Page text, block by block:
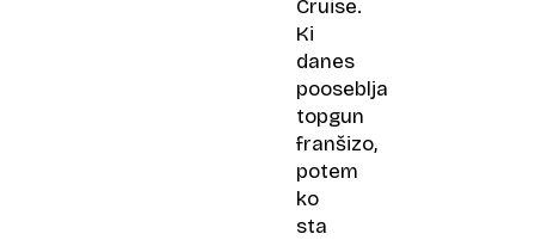
Cruise.
Ki
danes
pooseblja
topgun
franšizo,
potem
ko
sta